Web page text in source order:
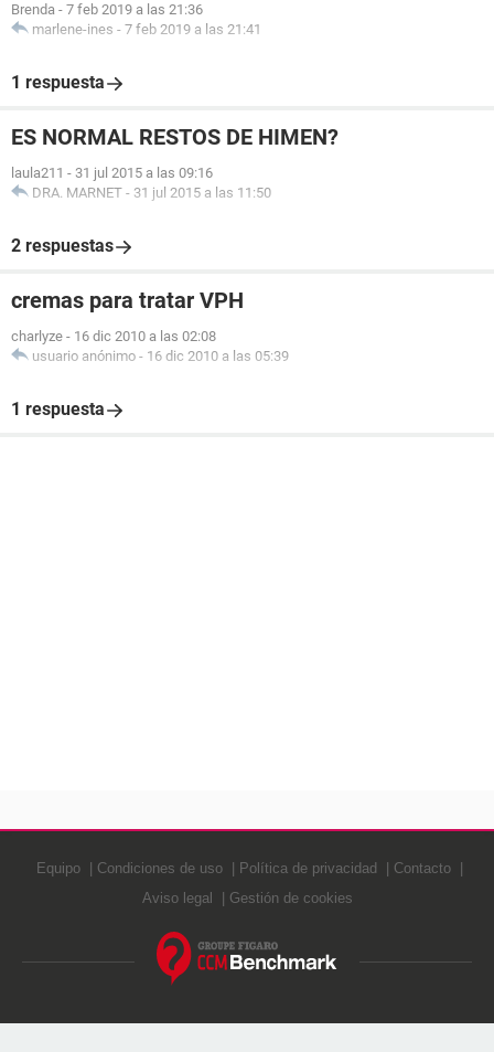
Brenda - 7 feb 2019 a las 21:36
marlene-ines - 7 feb 2019 a las 21:41
1 respuesta
ES NORMAL RESTOS DE HIMEN?
laula211 - 31 jul 2015 a las 09:16
DRA. MARNET - 31 jul 2015 a las 11:50
2 respuestas
cremas para tratar VPH
charlyze - 16 dic 2010 a las 02:08
usuario anónimo - 16 dic 2010 a las 05:39
1 respuesta
Equipo Condiciones de uso Política de privacidad
Contacto
Aviso legal
Gestión de cookies